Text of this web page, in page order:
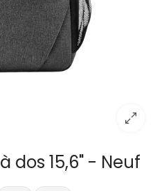
dos 15,6" - Neuf